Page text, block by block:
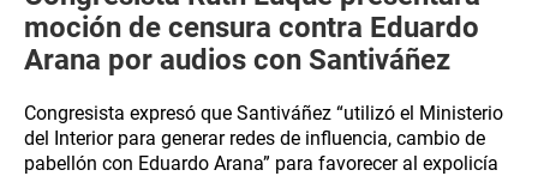
moción de censura contra Eduardo
Arana por audios con Santiváñez
Congresista expresó que Santiváñez “utilizó el Ministerio
del Interior para generar redes de influencia, cambio de
pabellón con Eduardo Arana” para favorecer al expolicía